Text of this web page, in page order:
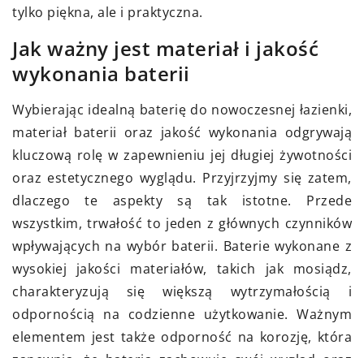
tylko piękna, ale i praktyczna.
Jak ważny jest materiał i jakość
wykonania baterii
Wybierając idealną baterię do nowoczesnej łazienki,
materiał baterii oraz jakość wykonania odgrywają
kluczową rolę w zapewnieniu jej długiej żywotności
oraz estetycznego wyglądu. Przyjrzyjmy się zatem,
dlaczego te aspekty są tak istotne. Przede
wszystkim, trwałość to jeden z głównych czynników
wpływających na wybór baterii. Baterie wykonane z
wysokiej jakości materiałów, takich jak mosiądz,
charakteryzują się większą wytrzymałością i
odpornością na codzienne użytkowanie. Ważnym
elementem jest także odporność na korozję, która